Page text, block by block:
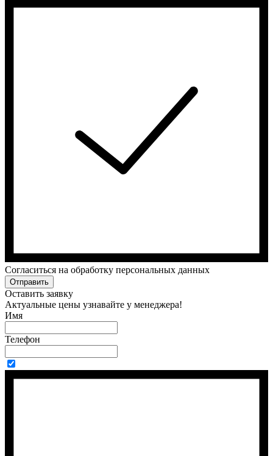
Cогласиться на обработку персональных данных
Отправить
Оставить заявку
Актуальные цены узнавайте у менеджера!
Имя
Телефон